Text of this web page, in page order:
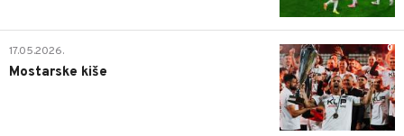
0
17.05.2026.
Mostarske kiše